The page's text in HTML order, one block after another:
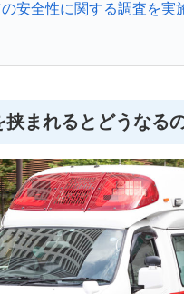
安全性に関する調査を実
挟まれるとどうなる